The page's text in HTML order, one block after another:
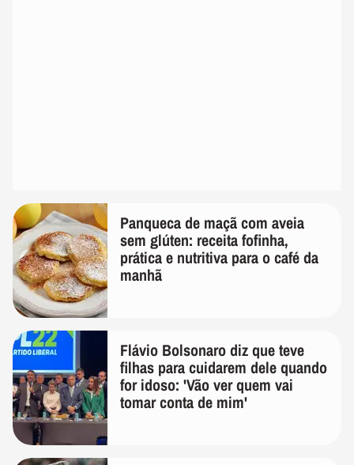
Panqueca de maçã com aveia
sem glúten: receita fofinha,
prática e nutritiva para o café da
manhã
Flávio Bolsonaro diz que teve
filhas para cuidarem dele quando
for idoso: 'Vão ver quem vai
tomar conta de mim'